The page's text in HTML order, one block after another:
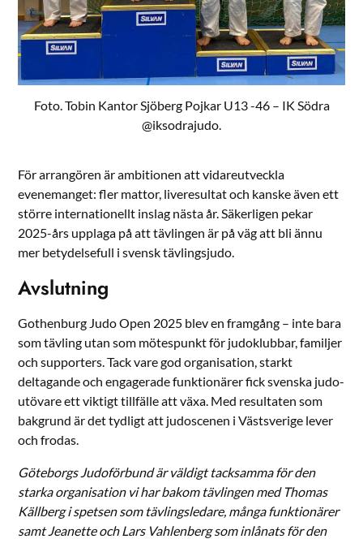
Foto. Tobin Kantor Sjöberg Pojkar U13 -46 – IK Södra
@iksodrajudo.
För arrangören är ambitionen att vidareutveckla
evenemanget: fler mattor, live­resultat och kanske även ett
större internationellt inslag nästa år. Säkerligen pekar
2025-års upplaga på att tävlingen är på väg att bli ännu
mer betydelsefull i svensk tävlingsjudo.
Avslutning
Gothenburg Judo Open 2025 blev en framgång – inte bara
som tävling utan som mötespunkt för judoklubbar, familjer
och supporters. Tack vare god organisation, starkt
deltagande och engagerade funktionärer fick svenska judo­
utövare ett viktigt tillfälle att växa. Med resultaten som
bakgrund är det tydligt att judo­scenen i Västsverige lever
och frodas.
Göteborgs Judoförbund är väldigt tacksamma för den
starka organisation vi har bakom tävlingen med Thomas
Källberg i spetsen som tävlingsledare, många funktionärer
samt Jeanette och Lars Vahlenberg som inlånats för den